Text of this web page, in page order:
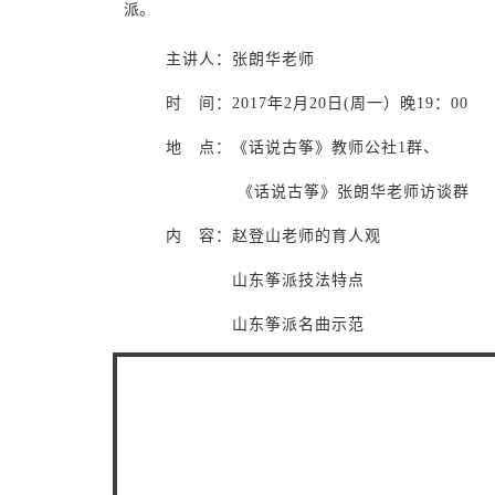
派。
主讲人：张朗华老师
时 间：2017年2月20日(周一）晚19：00
地 点：《话说古筝》教师公社1群、
《话说古筝》张朗华老师访谈群
内 容：赵登山老师的育人观
山东筝派技法特点
山东筝派名曲示范